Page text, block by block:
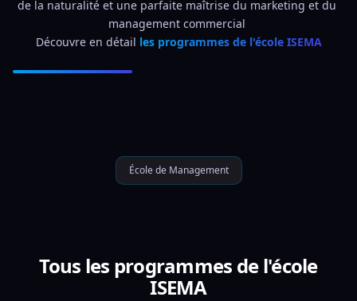
de la naturalité et une parfaite maîtrise du marketing et du
management commercial
Découvre en détail les programmes de l'école ISEMA
École de Management
Tous les programmes de l'école
ISEMA